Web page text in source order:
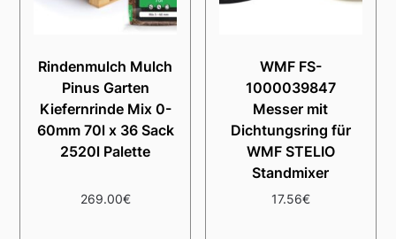
Rindenmulch Mulch
Pinus Garten
Kiefernrinde Mix 0-
60mm 70l x 36 Sack
2520l Palette
269.00€
WMF FS-
1000039847
Messer mit
Dichtungsring für
WMF STELIO
Standmixer
17.56€